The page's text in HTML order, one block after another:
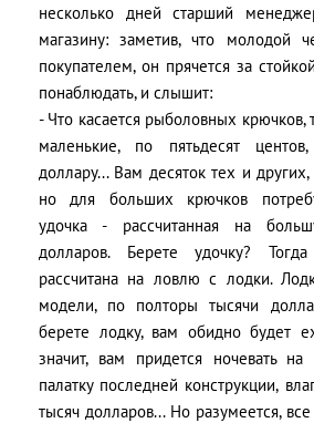
несколько дней старший
магазину: заметив, что молодой
покупателем, он прячется за
понаблюдать, и слышит:
- Что касается рыболовных крючков,
маленькие, по пятьдесят
доллару... Вам десяток тех и
но для больших крючков
удочка - рассчитанная на
долларов. Берете удочку?
рассчитана на ловлю с лодки.
модели, по полторы тысячи
берете лодку, вам обидно будет
значит, вам придется ночевать на
палатку последней конструкции,
тысяч долларов... Но разумеется,